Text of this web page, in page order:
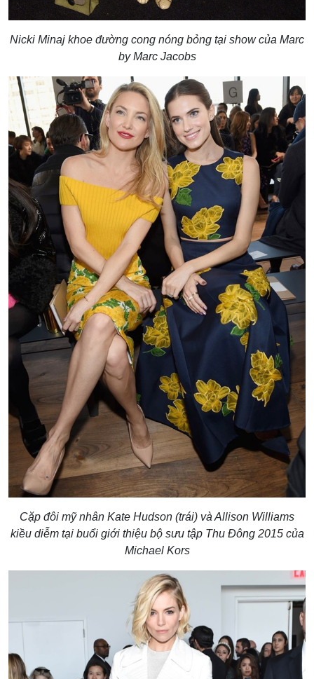
Nicki Minaj khoe đường cong nóng bỏng tại show của Marc
by Marc Jacobs
Cặp đôi mỹ nhân Kate Hudson (trái) và Allison Williams
kiều diễm tại buổi giới thiệu bộ sưu tập Thu Đông 2015 của
Michael Kors